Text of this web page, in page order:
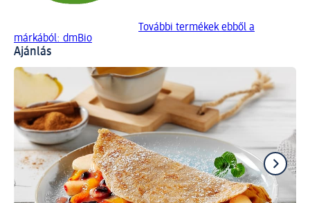
További termékek ebből a
márkából: dmBio
Ajánlás